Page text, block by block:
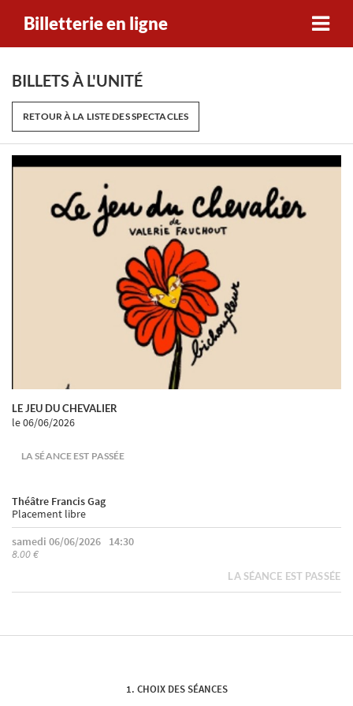
Billetterie en ligne
BILLETS À L'UNITÉ
RETOUR À LA LISTE DES SPECTACLES
LE JEU DU CHEVALIER
le 06/06/2026
LA SÉANCE EST PASSÉE
Théâtre Francis Gag
Placement libre
samedi 06/06/2026
14:30
8.00 €
LA SÉANCE EST PASSÉE
CHOIX DES SÉANCES